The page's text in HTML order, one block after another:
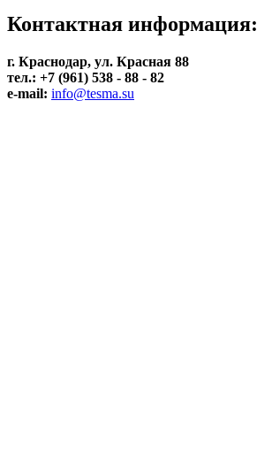
Контактная информация:
г. Краснодар, ул. Красная 88
тел.: +7 (961) 538 - 88 - 82
e-mail: info@tesma.su